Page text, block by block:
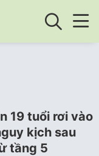
19 tuổi rơi vào
kịch sau
tầng 5